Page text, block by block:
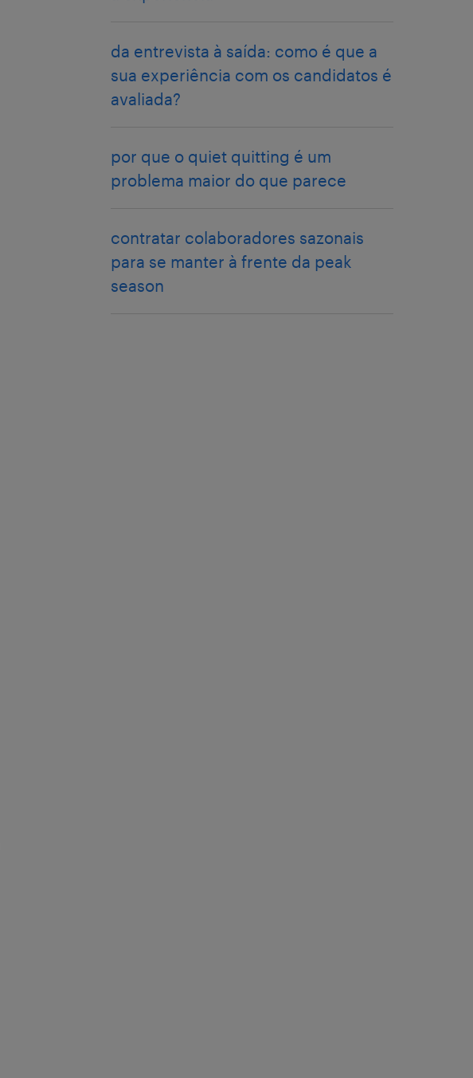
da entrevista à saída: como é que a
sua experiência com os candidatos é
avaliada?
por que o quiet quitting é um
problema maior do que parece
contratar colaboradores sazonais
para se manter à frente da peak
season